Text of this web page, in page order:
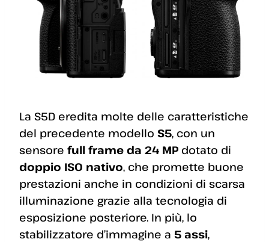
La S5D eredita molte delle caratteristiche
del precedente modello S5, con un
sensore full frame da 24 MP dotato di
doppio ISO nativo, che promette buone
prestazioni anche in condizioni di scarsa
illuminazione grazie alla tecnologia di
esposizione posteriore. In più, lo
stabilizzatore d’immagine a 5 assi,